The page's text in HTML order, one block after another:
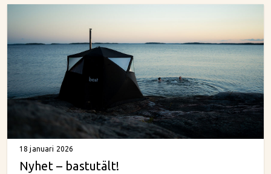
18 januari 2026
Nyhet – bastutält!